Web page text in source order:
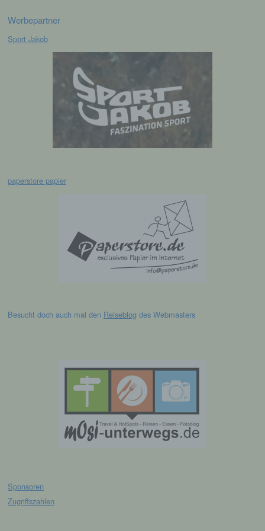
Werbepartner
Sport Jakob
paperstore papier
Besucht doch auch mal den Reiseblog des Webmasters
Sponsoren
Zugriffszahlen
Löschen oder die Vernichtung.
d) Einschränkung der Verarbeitung
Einschränkung der Verarbeitung ist die
Markierung gespeicherter
personenbezogener Daten mit dem Ziel, ihre
künftige Verarbeitung einzuschränken.
Profiling ist jede Art der automatisierten
personenbezogenen Daten verwendet
werden, um bestimmte persönliche Aspekte,
die sich auf eine natürliche Person beziehen,
zu bewerten, insbesondere, um Aspekte
bezüglich Arbeitsleistung, wirtschaftlicher
Lage, Gesundheit, persönlicher Vorlieben,
vorherzusagen.
Pseudonymisierung ist die Verarbeitung
personenbezogener Daten in einer Weise,
auf welche die personenbezogenen Daten
ohne Hinzuziehung zusätzlicher
Informationen nicht mehr einer spezifischen
betroffenen Person zugeordnet werden
können, sofern diese zusätzlichen
natürlichen Person zugewiesen werden.